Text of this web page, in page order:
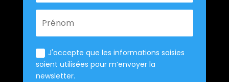
J'accepte que les informations saisies
soient utilisées pour m’envoyer la
newsletter.